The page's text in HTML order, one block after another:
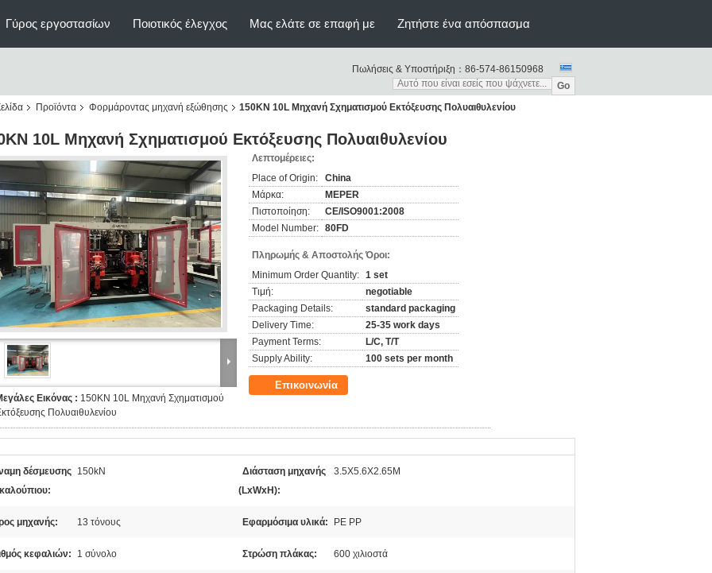
Γύρος εργοστασίων Ποιοτικός έλεγχος Μας ελάτε σε επαφή με Ζητήστε ένα απόσπασμα
Πωλήσεις & Υποστήριξη： 86-574-86150968
Go
Προϊόντα Φορμάροντας μηχανή εξώθησης 150KN 10L Μηχανή Σχηματισμού Εκτόξευσης Πολυαιθυλενίου
10L Μηχανή Σχηματισμού Εκτόξευσης Πολυαιθυλενίου
Εικόνας : 150KN 10L Μηχανή Σχηματισμού
Πολυαιθυλενίου
Λεπτομέρειες:
Place of Origin:
China
Μάρκα:
MEPER
Πιστοποίηση:
CE/ISO9001:2008
Model Number: 80FD
Πληρωμής & Αποστολής Όροι:
Minimum Order Quantity: 1 set
Τιμή:
negotiable
Packaging Details:
standard packaging
Delivery Time:
25-35 work days
Payment Terms:
L/C, T/T
Supply Ability:
100 sets per month
Επικοινωνία
δέσμευσης 150kN
Διάσταση μηχανής
(LxWxH):
3.5X5.6X2.65M
μηχανής: 13 τόνους Εφαρμόσιμα υλικά: PE PP
κεφαλιών: 1 σύνολο Στρώση πλάκας: 600 χιλιοστά